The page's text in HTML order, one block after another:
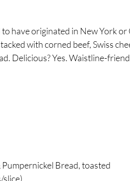
have originated in New York or
with corned beef, Swiss
Delicious? Yes. Waistline-
Pumpernickel Bread, toasted
slice)